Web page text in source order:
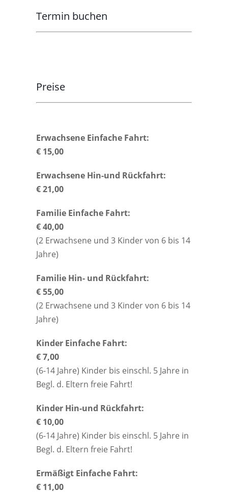
Termin buchen
Preise
Erwachsene Einfache Fahrt:
€ 15,00
Erwachsene Hin-und Rückfahrt:
€ 21,00
Familie Einfache Fahrt:
€ 40,00
(2 Erwachsene und 3 Kinder von 6 bis 14
Jahre)
Familie Hin- und Rückfahrt:
€ 55,00
(2 Erwachsene und 3 Kinder von 6 bis 14
Jahre)
Kinder Einfache Fahrt:
€ 7,00
(6-14 Jahre) Kinder bis einschl. 5 Jahre in
Begl. d. Eltern freie Fahrt!
Kinder Hin-und Rückfahrt:
€ 10,00
(6-14 Jahre) Kinder bis einschl. 5 Jahre in
Begl. d. Eltern freie Fahrt!
Ermäßigt Einfache Fahrt:
€ 11,00